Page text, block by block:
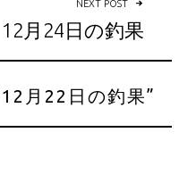
NEXT POST
12月24日の釣果
12月22日の釣果”